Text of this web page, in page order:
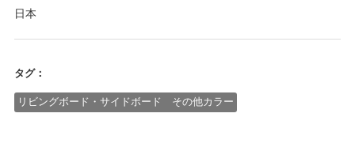
日本
タグ：
リビングボード・サイドボード その他カラー